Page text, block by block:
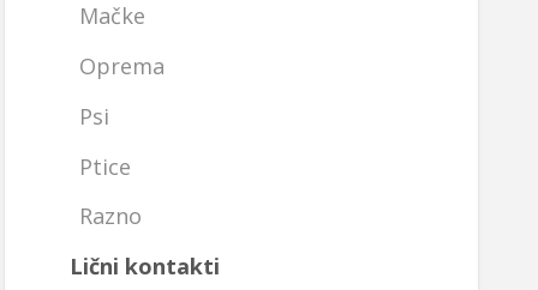
Mačke
Oprema
Psi
Ptice
Razno
Lični kontakti